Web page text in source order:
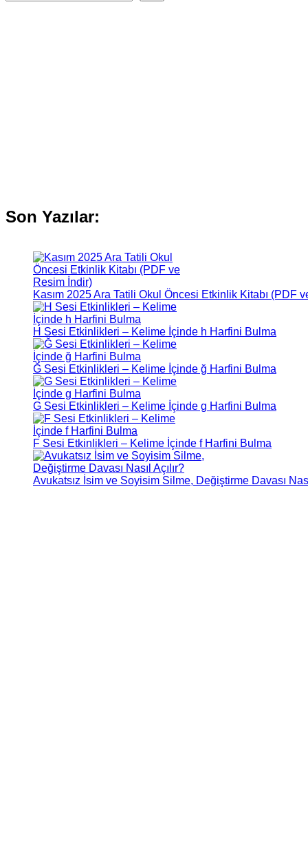
Son Yazılar:
Kasım 2025 Ara Tatili Okul Öncesi Etkinlik Kitabı (PDF
H Sesi Etkinlikleri – Kelime İçinde h Harfini Bulma
Ğ Sesi Etkinlikleri – Kelime İçinde ğ Harfini Bulma
G Sesi Etkinlikleri – Kelime İçinde g Harfini Bulma
F Sesi Etkinlikleri – Kelime İçinde f Harfini Bulma
Avukatsız İsim ve Soyisim Silme, Değiştirme Davası